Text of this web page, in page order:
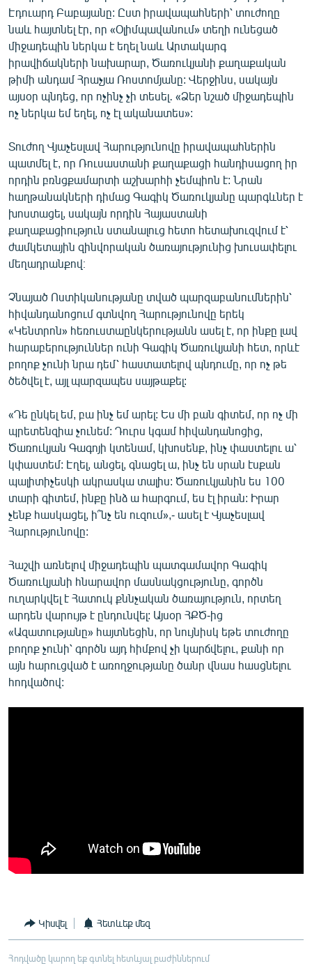
Էդուարդ Բաբայանը: Ըստ իրավապահների՝ տուժողը
նաև հայտնել էր, որ «Օլիմպավանում» տեղի ունեցած
միջադեպին ներկա է եղել նաև Արտակարգ
իրավիճակների նախարար, Ծառուկյանի քաղաքական
թիմի անդամ Հրաչյա Ռոստոմյանը: Վերջինս, սակայն
այսօր պնդեց, որ ոչինչ չի տեսել․ «Ձեր նշած միջադեպին
ոչ ներկա եմ եղել, ոչ էլ ականատես»:
Տուժող Վյաչեսլավ Հարությունովը իրավապահներին
պատմել է, որ Ռուսաստանի քաղաքացի հանդիսացող իր
որդին բռնցքամարտի աշխարհի չեմպիոն է: Նրան
հաղթանակների դիմաց Գագիկ Ծառուկյանը պարգևներ է
խոստացել, սակայն որդին Հայաստանի
քաղաքացիություն ստանալուց հետո հետախուզվում է՝
ժամկետային զինվորական ծառայությունից խուսափելու
մեղադրանքով։
Չնայած Ոստիկանությանը տված պարզաբանումներին՝
հիվանդանոցում գտնվող Հարությունովը երեկ
«Կենտրոն» հեռուստաընկերությանն ասել է, որ ինքը լավ
հարաբերություններ ունի Գագիկ Ծառուկյանի հետ, որևէ
բողոք չունի նրա դեմ՝ հաստատելով պնդումը, որ ոչ թե
ծեծվել է, այլ պարզապես սայթաքել:
«Դե ընկել եմ, բա ինչ եմ արել: Ես մի բան գիտեմ, որ ոչ մի
պրետենզիա չունեմ: Դուրս կգամ հիվանդանոցից,
Ծառուկյան Գագոյի կտենամ, կխոսենք, ինչ փաստելու ա՝
կփաստեմ: Էղել, անցել, գնացել ա, ինչ են սրան էսքան
պալիտիչեսկի ակրասկա տալիս: Ծառուկյանին ես 100
տարի գիտեմ, ինքը ինձ ա հարգում, ես էլ իրան: Իրար
չենք հասկացել, ի՞նչ են ուզում»,- ասել է Վյաչեսլավ
Հարությունովը:
Հաշվի առնելով միջադեպին պատգամավոր Գագիկ
Ծառուկյանի հնարավոր մասնակցությունը, գործն
ուղարկվել է Հատուկ քննչական ծառայություն, որտեղ
արդեն վարույթ է ընդունվել: Այսօր ՀՔԾ-ից
«Ազատությանը» հայտնեցին, որ նույնիսկ եթե տուժողը
բողոք չունի՝ գործն այդ հիմքով չի կարճվելու, քանի որ
այն հարուցված է առողջությանը ծանր վնաս հասցնելու
հոդվածով:
Կիսվել Հետևեք մեզ
Հոդվածը կարող եք գտնել հետևյալ բաժիններում